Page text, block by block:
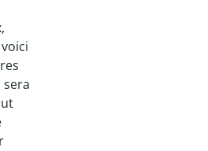
sera